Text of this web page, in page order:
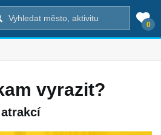
0
vyrazit?